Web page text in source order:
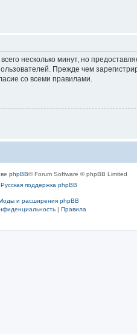
несколько минут, но
Прежде чем
со всеми правилами.
phpBB® Forum Software © phpBB Limited
Русская поддержка phpBB
и расширения phpBB
| Правила